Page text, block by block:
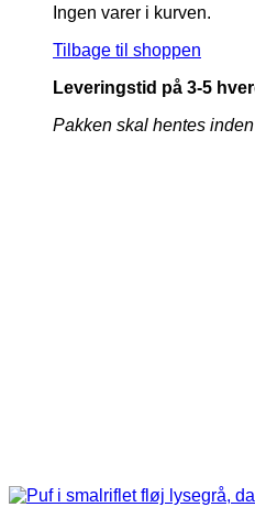
Ingen varer i kurven.
Tilbage til shoppen
Leveringstid på 3-5
Pakken skal hentes